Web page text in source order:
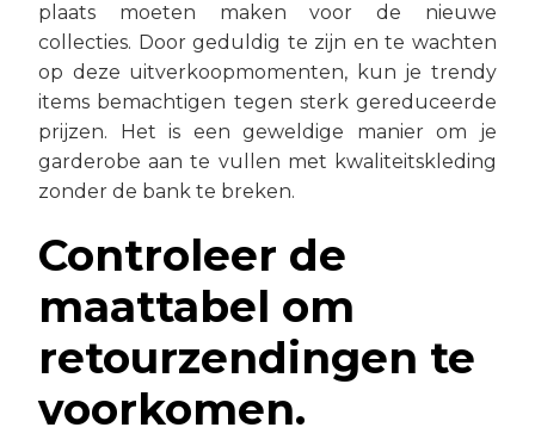
plaats moeten maken voor de nieuwe
collecties. Door geduldig te zijn en te wachten
op deze uitverkoopmomenten, kun je trendy
items bemachtigen tegen sterk gereduceerde
prijzen. Het is een geweldige manier om je
garderobe aan te vullen met kwaliteitskleding
zonder de bank te breken.
Controleer de
maattabel om
retourzendingen te
voorkomen.